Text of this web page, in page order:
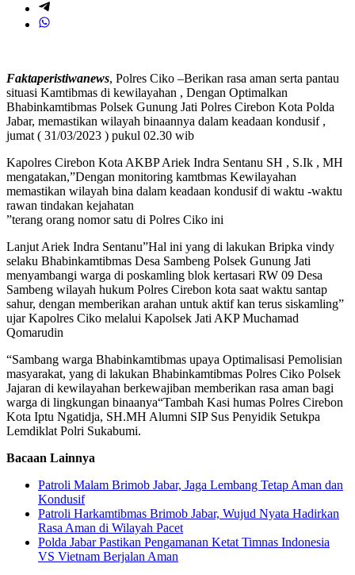
Faktaperistiwanews, Polres Ciko –Berikan rasa aman serta pantau
situasi Kamtibmas di kewilayahan , Dengan Optimalkan
Bhabinkamtibmas Polsek Gunung Jati Polres Cirebon Kota Polda
Jabar, memastikan wilayah binaannya dalam keadaan kondusif ,
jumat ( 31/03/2023 ) pukul 02.30 wib
Kapolres Cirebon Kota AKBP Ariek Indra Sentanu SH , S.Ik , MH
mengatakan,”Dengan monitoring kamtbmas Kewilayahan
memastikan wilayah bina dalam keadaan kondusif di waktu -waktu
rawan tindakan kejahatan
”terang orang nomor satu di Polres Ciko ini
Lanjut Ariek Indra Sentanu”Hal ini yang di lakukan Bripka vindy
selaku Bhabinkamtibmas Desa Sambeng Polsek Gunung Jati
menyambangi warga di poskamling blok kertasari RW 09 Desa
Sambeng wilayah hukum Polres Cirebon kota saat waktu santap
sahur, dengan memberikan arahan untuk aktif kan terus siskamling”
ujar Kapolres Ciko melalui Kapolsek Jati AKP Muchamad
Qomarudin
“Sambang warga Bhabinkamtibmas upaya Optimalisasi Pemolisian
masyarakat, yang di lakukan Bhabinkamtibmas Polres Ciko Polsek
Jajaran di kewilayahan berkewajiban memberikan rasa aman bagi
warga di lingkungan binaanya“Tambah Kasi humas Polres Cirebon
Kota Iptu Ngatidja, SH.MH Alumni SIP Sus Penyidik Setukpa
Lemdiklat Polri Sukabumi.
Bacaan Lainnya
Patroli Malam Brimob Jabar, Jaga Lembang Tetap Aman dan
Kondusif
Patroli Harkamtibmas Brimob Jabar, Wujud Nyata Hadirkan
Rasa Aman di Wilayah Pacet
Polda Jabar Pastikan Pengamanan Ketat Timnas Indonesia
VS Vietnam Berjalan Aman